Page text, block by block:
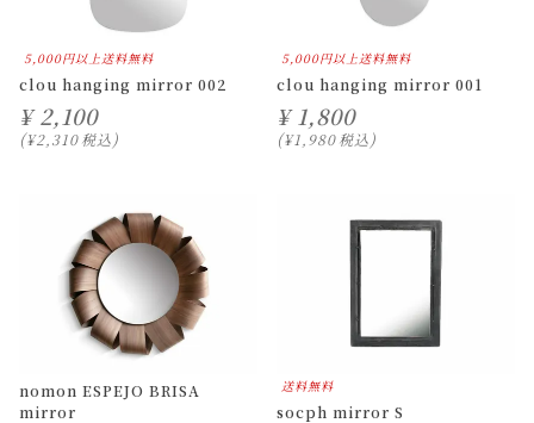
5,000円以上送料無料
clou hanging mirror 002
¥ 2,100
¥2,310税込
5,000円以上送料無料
clou hanging mirror 001
¥ 1,800
¥1,980税込
nomon ESPEJO BRISA
mirror
送料無料
socph mirror S